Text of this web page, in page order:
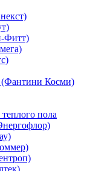
Фитт)
(Фантини Косми)
пола